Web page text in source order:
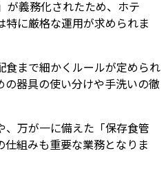
が義務化されたため、ホテ
に厳格な運用が求められま
食まで細かくルールが定められ
器具の使い分けや手洗いの徹
、万が一に備えた「保存食管
組みも重要な業務となりま